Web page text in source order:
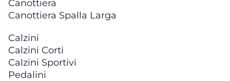
Canottiera
Canottiera Spalla Larga
Calzini
Calzini Corti
Calzini Sportivi
Pedalini